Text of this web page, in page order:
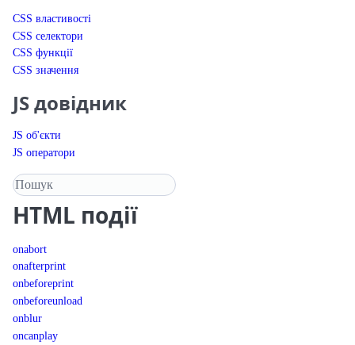
CSS властивості
CSS селектори
CSS функції
CSS значення
JS довідник
JS об'єкти
JS оператори
Пошук у довіднику
HTML події
onabort
onafterprint
onbeforeprint
onbeforeunload
onblur
oncanplay